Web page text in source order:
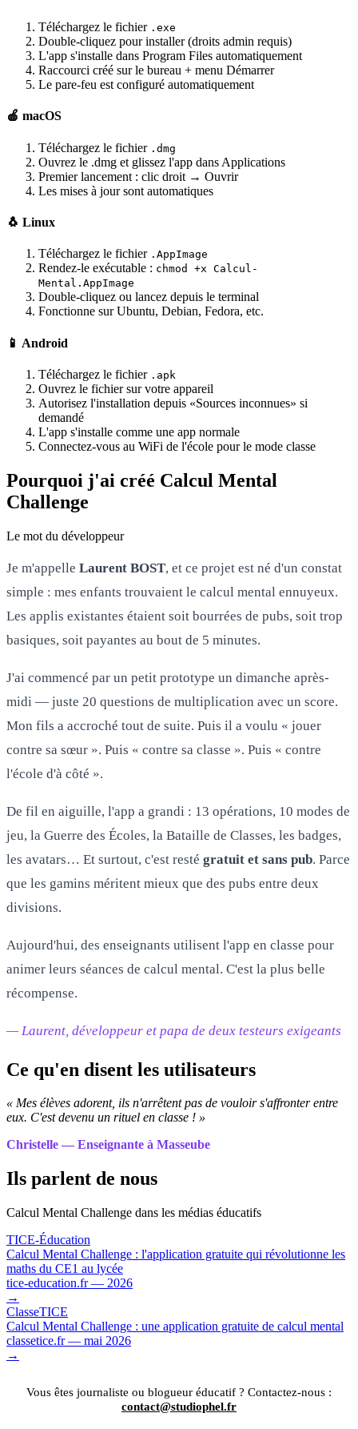
Téléchargez le fichier .exe
Double-cliquez pour installer (droits admin requis)
L'app s'installe dans Program Files automatiquement
Raccourci créé sur le bureau + menu Démarrer
Le pare-feu est configuré automatiquement
🍎 macOS
Téléchargez le fichier .dmg
Ouvrez le .dmg et glissez l'app dans Applications
Premier lancement : clic droit → Ouvrir
Les mises à jour sont automatiques
🐧 Linux
Téléchargez le fichier .AppImage
Rendez-le exécutable : chmod +x Calcul-
Mental.AppImage
Double-cliquez ou lancez depuis le terminal
Fonctionne sur Ubuntu, Debian, Fedora, etc.
📱 Android
Téléchargez le fichier .apk
Ouvrez le fichier sur votre appareil
Autorisez l'installation depuis «Sources inconnues» si
demandé
L'app s'installe comme une app normale
Connectez-vous au WiFi de l'école pour le mode classe
Pourquoi j'ai créé Calcul Mental
Challenge
Le mot du développeur
Je m'appelle Laurent BOST, et ce projet est né d'un constat
simple : mes enfants trouvaient le calcul mental ennuyeux.
Les applis existantes étaient soit bourrées de pubs, soit trop
basiques, soit payantes au bout de 5 minutes.
J'ai commencé par un petit prototype un dimanche après-
midi — juste 20 questions de multiplication avec un score.
Mon fils a accroché tout de suite. Puis il a voulu « jouer
contre sa sœur ». Puis « contre sa classe ». Puis « contre
l'école d'à côté ».
De fil en aiguille, l'app a grandi : 13 opérations, 10 modes de
jeu, la Guerre des Écoles, la Bataille de Classes, les badges,
les avatars… Et surtout, c'est resté gratuit et sans pub. Parce
que les gamins méritent mieux que des pubs entre deux
divisions.
Aujourd'hui, des enseignants utilisent l'app en classe pour
animer leurs séances de calcul mental. C'est la plus belle
récompense.
— Laurent, développeur et papa de deux testeurs exigeants
Ce qu'en disent les utilisateurs
« Mes élèves adorent, ils n'arrêtent pas de vouloir s'affronter entre
eux. C'est devenu un rituel en classe ! »
Christelle — Enseignante à Masseube
Ils parlent de nous
Calcul Mental Challenge dans les médias éducatifs
TICE-Éducation
Calcul Mental Challenge : l'application gratuite qui révolutionne les
maths du CE1 au lycée
tice-education.fr — 2026
→
ClasseTICE
Calcul Mental Challenge : une application gratuite de calcul mental
classetice.fr — mai 2026
→
Vous êtes journaliste ou blogueur éducatif ? Contactez-nous :
contact@studiophel.fr